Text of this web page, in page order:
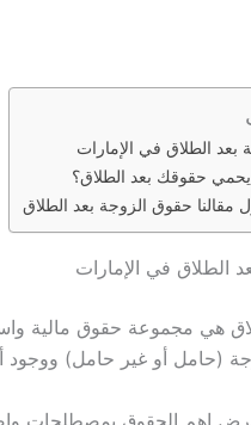
الطلاق في الإمارات
حقوقك بعد الطلاق؟
مقالنا حقوق الزوجة بعد الطلاق
الطلاق في الإمارات
هي مجموعة حقوق مالية
(حامل أو غير حامل)
اهم الحقوق بمصطلحات